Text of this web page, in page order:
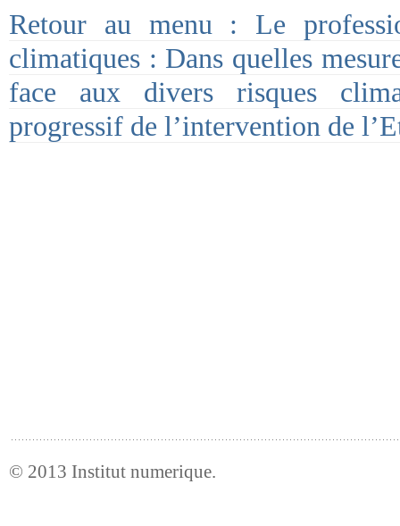
Retour au menu : Le
climatiques : Dans quelles
face aux divers risques
progressif de l’intervention de
© 2013 Institut numerique.